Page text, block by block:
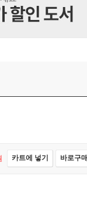
카트에 넣기 바로구